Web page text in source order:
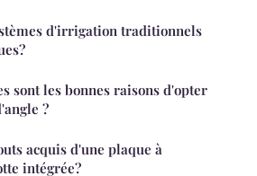
d'irrigation traditionnels
sont les bonnes raisons d'opter
?
acquis d'une plaque à
intégrée?